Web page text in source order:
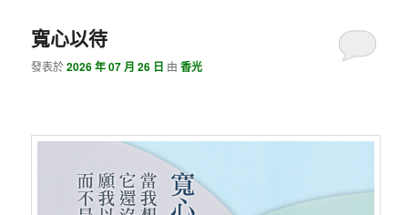
寬心以待
發表於2026 年 07 月 26 日 由香光